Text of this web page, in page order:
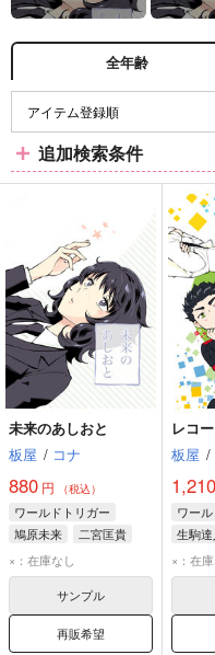
全年齢
追加検索条件
未来のあしおと
板屋 / コナ
880 円 （税込）
ワールドトリガー
鳩原未来
二宮匡貴
×：在庫なし
サンプル
再販希望
レコ
板屋 /
1,210
ワー
生駒達
藤丸
×：在